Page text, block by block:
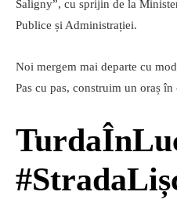
Saligny”, cu sprijin de la
Publice și Administrației.
Noi mergem mai departe cu
Pas cu pas, construim un oraș